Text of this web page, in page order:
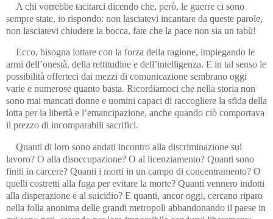
A chi vorrebbe tacitarci dicendo che, però, le guerre ci sono
sempre state, io rispondo: non lasciatevi incantare da queste parole,
non lasciatevi chiudere la bocca, fate che la pace non sia un tabù!
Ecco, bisogna lottare con la forza della ragione, impiegando le
armi dell’onestà, della rettitudine e dell’intelligenza. E in tal senso le
possibilità offerteci dai mezzi di comunicazione sembrano oggi
varie e numerose quanto basta. Ricordiamoci che nella storia non
sono mai mancati donne e uomini capaci di raccogliere la sfida della
lotta per la libertà e l’emancipazione, anche quando ciò comportava
il prezzo di incomparabili sacrifici.
Quanti di loro sono andati incontro alla discriminazione sul
lavoro? O alla disoccupazione? O al licenziamento? Quanti sono
finiti in carcere? Quanti i morti in un campo di concentramento? O
quelli costretti alla fuga per evitare la morte? Quanti vennero indotti
alla disperazione e al suicidio? E quanti, ancor oggi, cercano riparo
nella folla anonima delle grandi metropoli abbandonando il paese in